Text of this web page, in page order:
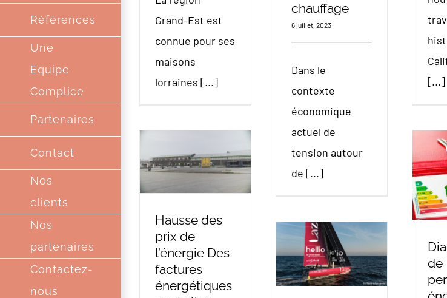
Références
Une
Equipe
Complice
Partenaires
Contact
Nos
clients
Nos
partenaires
Contactez-
nous
Grand-Est est
connue pour ses
maisons
lorraines [...]
chauffage
6 juillet, 2023
Dans le
contexte
économique
actuel de
tension autour
de [...]
[...]
l’énergie Des
énergétiques
annuelles toujours
en baisse de 36 000
€ pour la
Tous les dossiers de
Hausse des
prix de
l’énergie Des
factures
énergétiques
de
Tanguy Le Turquais,
et Hellio font cap
ensemble pour faire
changer les regards
sur les personnes